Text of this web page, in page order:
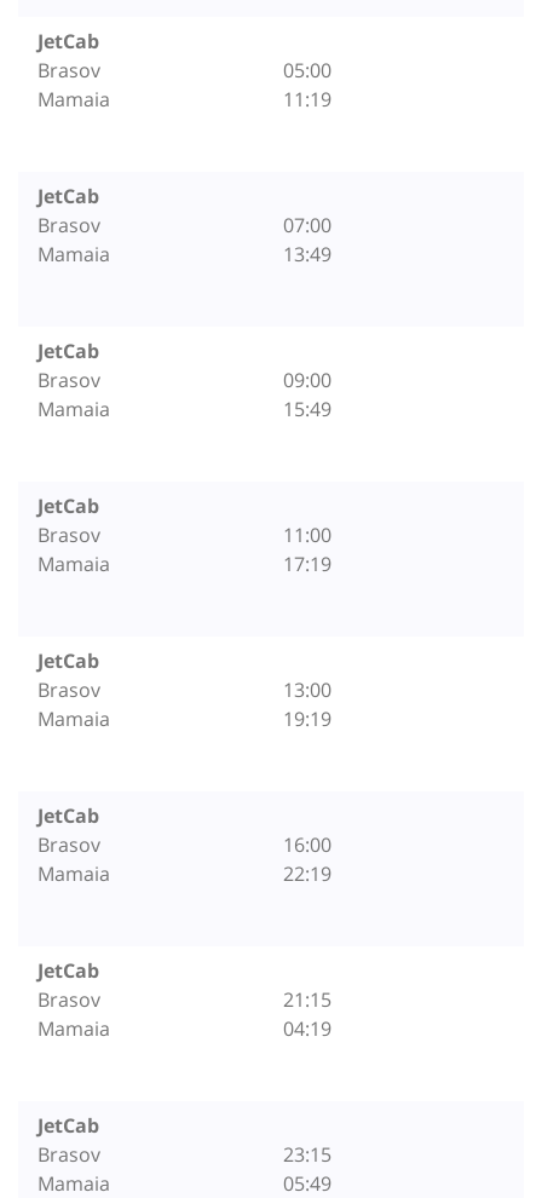
JetCab
Brasov
Mamaia
05:00
11:19
JetCab
Brasov
Mamaia
07:00
13:49
JetCab
Brasov
Mamaia
09:00
15:49
JetCab
Brasov
Mamaia
11:00
17:19
JetCab
Brasov
Mamaia
13:00
19:19
JetCab
Brasov
Mamaia
16:00
22:19
JetCab
Brasov
Mamaia
21:15
04:19
JetCab
Brasov
Mamaia
23:15
05:49